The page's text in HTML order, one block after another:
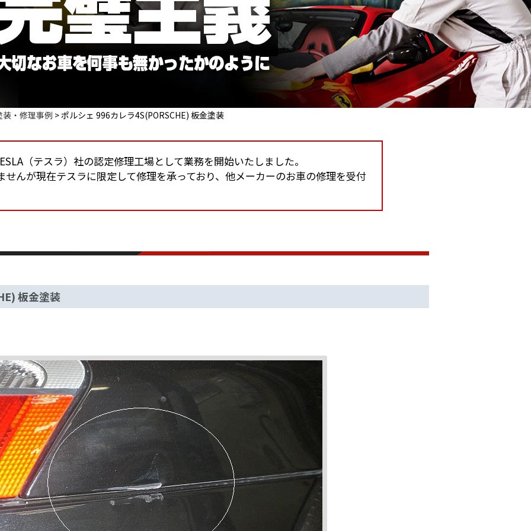
・修理事例 >ポルシェ 996カレラ4S(PORSCHE) 板金塗装
（テスラ）社の認定修理工場として業務を開始いたしました。
せんが現在テスラに限定して修理を承っており、他メーカーのお車の修理を受付
板金塗装